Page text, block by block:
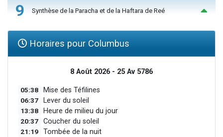
9 Synthèse de la Paracha et de la Haftara de Reé
Horaires pour Columbus
8 Août 2026 - 25 Av 5786
05:38 Mise des Téfilines
06:37 Lever du soleil
13:38 Heure de milieu du jour
20:37 Coucher du soleil
21:19 Tombée de la nuit